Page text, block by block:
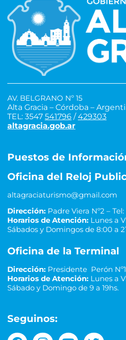
AV. BELGRANO Nº 15
Alta Gracia – Córdoba –
TEL: 3547 541796 /429303
altagracia.gob.ar
Puestos de
Oficina del Reloj
altagraciaturismo@gmail.com
Dirección: Padre Viera Nº2 –
Horarios de Atención: Lunes a
Sábados y Domingos de 8:00 a
Oficina de la Terminal
Dirección: Presidente Perón
Horarios de Atención: Lunes a
Sábado y Domingo de 9 a 19hs.
Seguinos: